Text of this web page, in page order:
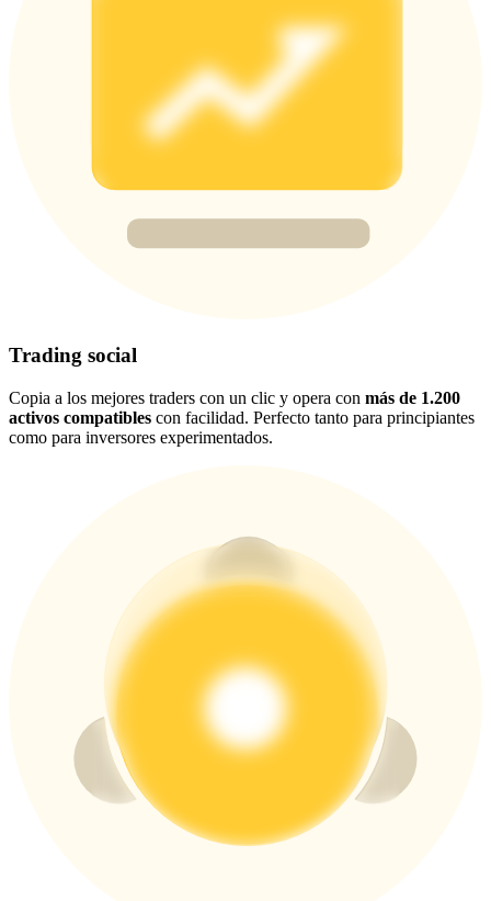
Precious Metals Trading Carnival
Trade Gold & Silver · 33,333 USDT Bonus
USDT New User Exclusive 10% APR
Gana premios y recompensas exclusivas
Centro de recompensas
Trading social
Copia a los mejores traders con un clic y opera con más de 1.200
activos compatibles con facilidad. Perfecto tanto para principiantes
como para inversores experimentados.